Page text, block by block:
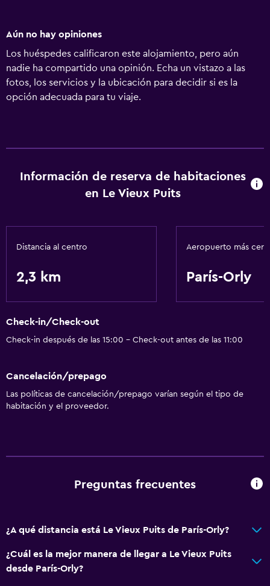
Aún no hay opiniones
Los huéspedes calificaron este alojamiento, pero aún
nadie ha compartido una opinión. Echa un vistazo a las
fotos, los servicios y la ubicación para decidir si es la
opción adecuada para tu viaje.
Información de reserva de habitaciones
en Le Vieux Puits
Distancia al centro
2,3 km
Aeropuerto más
París-Orly
Check-in/Check-out
Check-in después de las 15:00 - Check-out antes de las 11:00
Cancelación/prepago
Las políticas de cancelación/prepago varían según el tipo de
habitación y el proveedor.
Preguntas frecuentes
¿A qué distancia está Le Vieux Puits de París-Orly?
¿Cuál es la mejor manera de llegar a Le Vieux Puits
desde París-Orly?